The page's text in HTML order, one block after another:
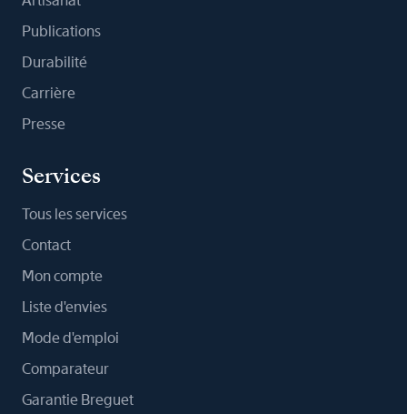
Publications
Durabilité
Carrière
Presse
Services
Tous les services
Contact
Mon compte
Liste d'envies
Mode d'emploi
Comparateur
Garantie Breguet